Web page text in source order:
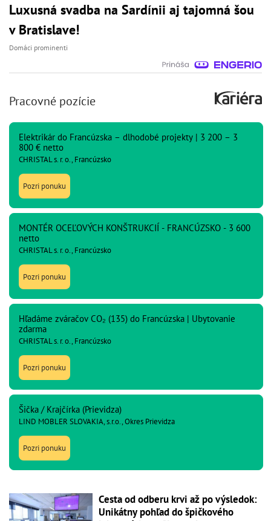
Luxusná svadba na Sardínii aj tajomná šou
v Bratislave!
Domáci prominenti
Pracovné pozície
Elektrikár do Francúzska – dlhodobé projekty | 3 200 – 3
800 € netto
CHRISTAL s. r. o., Francúzsko
Pozri ponuku
MONTÉR OCEĽOVÝCH KONŠTRUKCIÍ - FRANCÚZSKO - 3 600
netto
CHRISTAL s. r. o., Francúzsko
Pozri ponuku
Hľadáme zváračov CO₂ (135) do Francúzska | Ubytovanie
zdarma
CHRISTAL s. r. o., Francúzsko
Pozri ponuku
Šička / Krajčírka (Prievidza)
LIND MOBLER SLOVAKIA, s.r.o., Okres Prievidza
Pozri ponuku
Cesta od odberu krvi až po výsledok:
Unikátny pohľad do špičkového